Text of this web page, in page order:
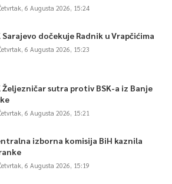
6 Augusta 2026, 15:24
Sarajevo dočekuje Radnik u Vrapčićima
6 Augusta 2026, 15:23
Željezničar sutra protiv BSK-a iz Banje
6 Augusta 2026, 15:21
izborna komisija BiH kaznila
6 Augusta 2026, 15:19